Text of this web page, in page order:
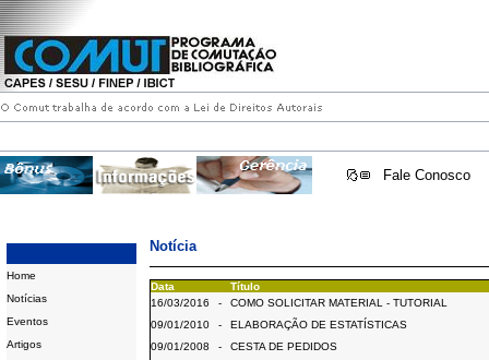
Fale Conosco
Home
Notícias
Eventos
Artigos
Notícia
Data
Título
16/03/2016
-
COMO SOLICITAR MATERIAL - TUTORIAL
09/01/2010
-
ELABORAÇÃO DE ESTATÍSTICAS
09/01/2008
-
CESTA DE PEDIDOS